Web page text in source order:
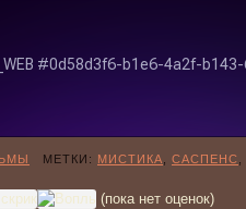
МЕТКИ: МИСТИКА САСПЕНС
(пока нет оценок)